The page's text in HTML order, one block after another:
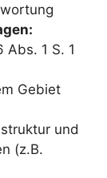
1 S. 1
Gebiet
und
(z.B.